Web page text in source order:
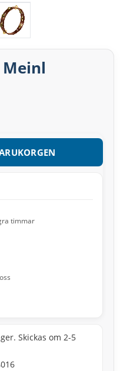
timmar
Skickas om 2-5